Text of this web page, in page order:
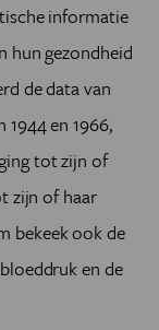
informatie
hun gezondheid
de data van
en 1966,
tot zijn of
zijn of haar
bekeek ook de
en de